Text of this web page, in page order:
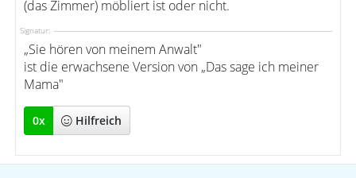
(das Zimmer) möbliert ist oder nicht.
Signatur:
„Sie hören von meinem Anwalt"
ist die erwachsene Version von „Das sage ich meiner
Mama"
0x Hilfreich